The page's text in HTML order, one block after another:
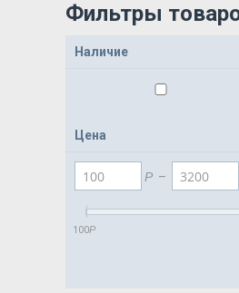
Фильтры
Наличие
Цена
Р –
100Р